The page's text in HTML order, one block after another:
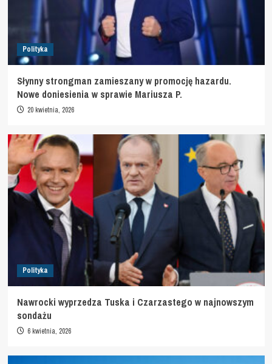
Polityka
Słynny strongman zamieszany w promocję hazardu.
Nowe doniesienia w sprawie Mariusza P.
20 kwietnia, 2026
Polityka
Nawrocki wyprzedza Tuska i Czarzastego w najnowszym
sondażu
6 kwietnia, 2026